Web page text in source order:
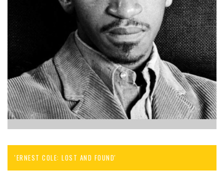
'ERNEST COLE: LOST AND FOUND'